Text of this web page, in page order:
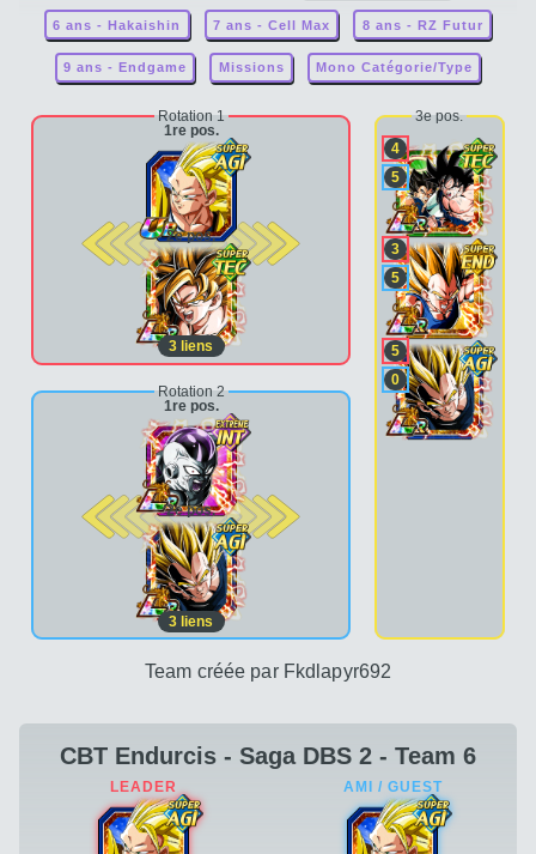
6 ans - Hakaishin 7 ans - Cell Max 8 ans - RZ Futur
9 ans - Endgame Missions Mono Catégorie/Type
Rotation 1
1re pos.
2e pos.
3 liens
Rotation 2
1re pos.
2e pos.
3 liens
3e pos.
4
5
3
5
5
0
Team créée par Fkdlapyr692
CBT Endurcis - Saga DBS 2 - Team 6